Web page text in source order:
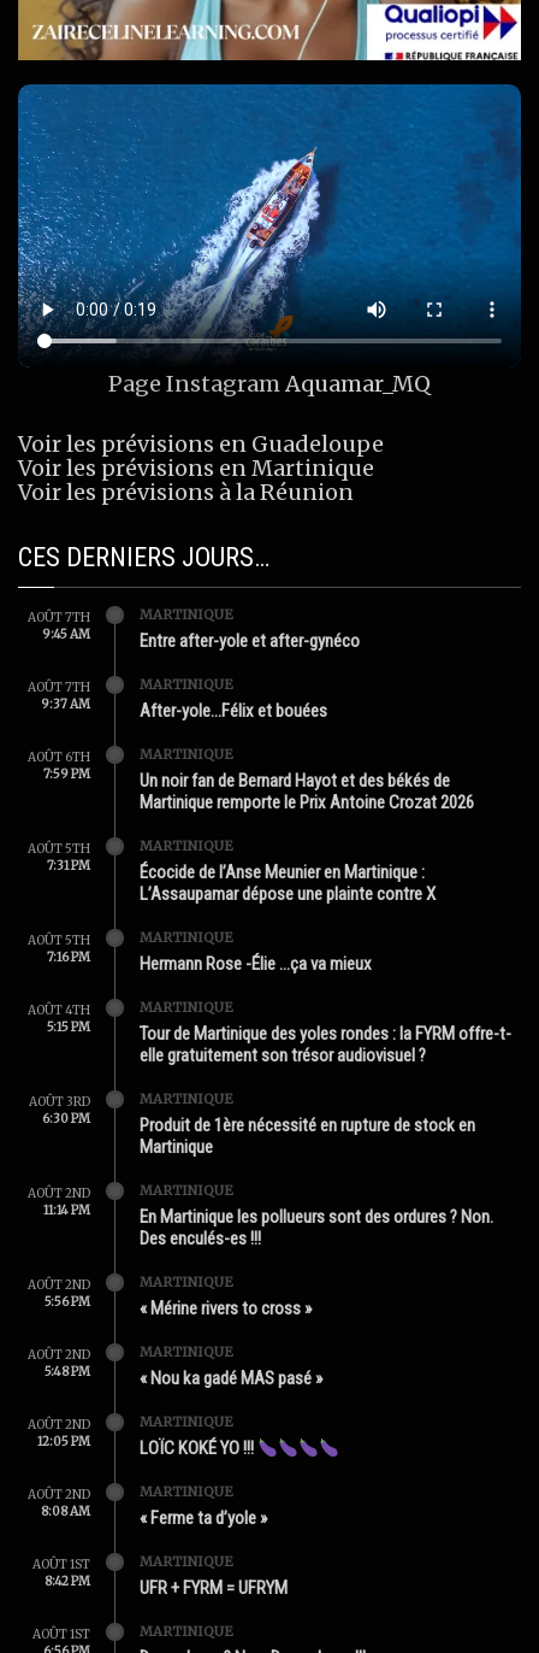
Page InstagramAquamar_MQ
Voir les prévisions en Guadeloupe
Voir les prévisions en Martinique
Voir les prévisions à la Réunion
CES DERNIERS JOURS…
AOÛT 7TH
9:45 AM
MARTINIQUE
Entre after-yole et after-gynéco
AOÛT 7TH
9:37 AM
MARTINIQUE
After-yole…Félix et bouées
AOÛT 6TH
7:59 PM
MARTINIQUE
Un noir fan de Bernard Hayot et des békés de
Martinique remporte le Prix Antoine Crozat 2026
AOÛT 5TH
7:31 PM
MARTINIQUE
Écocide de l’Anse Meunier en Martinique :
L’Assaupamar dépose une plainte contre X
AOÛT 5TH
7:16 PM
MARTINIQUE
Hermann Rose -Élie …ça va mieux
AOÛT 4TH
5:15 PM
MARTINIQUE
Tour de Martinique des yoles rondes : la FYRM offre-t-
elle gratuitement son trésor audiovisuel ?
AOÛT 3RD
6:30 PM
MARTINIQUE
Produit de 1ère nécessité en rupture de stock en
Martinique
AOÛT 2ND
11:14 PM
MARTINIQUE
En Martinique les pollueurs sont des ordures ? Non.
Des enculés-es !!!
AOÛT 2ND
5:56 PM
MARTINIQUE
« Mérine rivers to cross »
AOÛT 2ND
5:48 PM
MARTINIQUE
« Nou ka gadé MAS pasé »
AOÛT 2ND
12:05 PM
MARTINIQUE
LOÏC KOKÉ YO !!!
AOÛT 2ND
8:08 AM
MARTINIQUE
« Ferme ta d’yole »
AOÛT 1ST
8:42 PM
MARTINIQUE
UFR + FYRM = UFRYM
AOÛT 1ST
MARTINIQUE